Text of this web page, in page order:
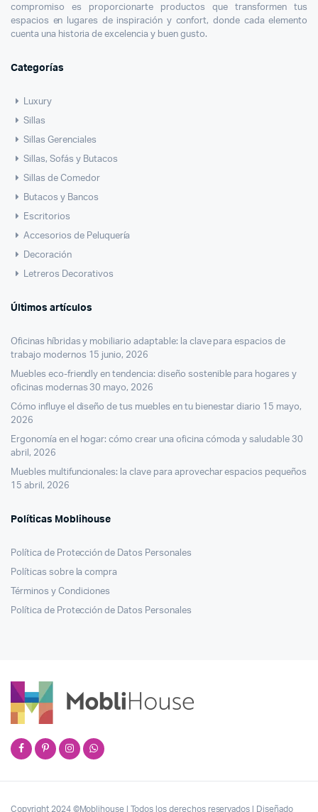
compromiso es proporcionarte productos que transformen tus
espacios en lugares de inspiración y confort, donde cada elemento
cuenta una historia de excelencia y buen gusto.
Categorías
Luxury
Sillas
Sillas Gerenciales
Sillas, Sofás y Butacos
Sillas de Comedor
Butacos y Bancos
Escritorios
Accesorios de Peluquería
Decoración
Letreros Decorativos
Últimos artículos
Oficinas híbridas y mobiliario adaptable: la clave para espacios de
trabajo modernos 15 junio, 2026
Muebles eco-friendly en tendencia: diseño sostenible para hogares y
oficinas modernas 30 mayo, 2026
Cómo influye el diseño de tus muebles en tu bienestar diario 15 mayo,
2026
Ergonomía en el hogar: cómo crear una oficina cómoda y saludable 30
abril, 2026
Muebles multifuncionales: la clave para aprovechar espacios pequeños
15 abril, 2026
Políticas Moblihouse
Política de Protección de Datos Personales
Políticas sobre la compra
Términos y Condiciones
Política de Protección de Datos Personales
Copyright 2024 ©Moblihouse | Todos los derechos reservados | Diseñado